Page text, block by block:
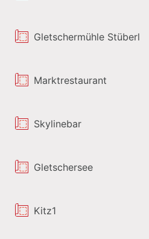
Gletschermühle Stüberl
Marktrestaurant
Skylinebar
Gletschersee
Kitz1